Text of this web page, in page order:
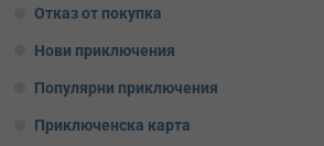
Отказ от покупка
Нови приключения
Популярни приключения
Приключенска карта